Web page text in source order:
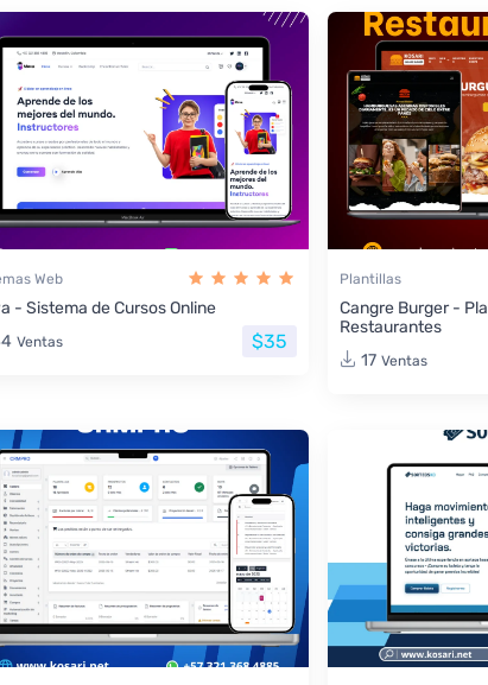
Web
- Sistema de Cursos Online
Ventas $35
Plantillas
Cangre Burger -
Restaurantes
17 Ventas